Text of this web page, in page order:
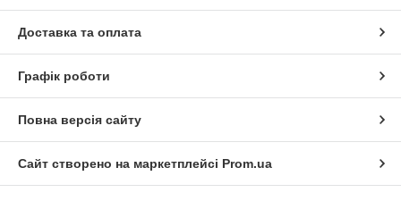
Доставка та оплата
Графік роботи
Повна версія сайту
Сайт створено на маркетплейсі Prom.ua